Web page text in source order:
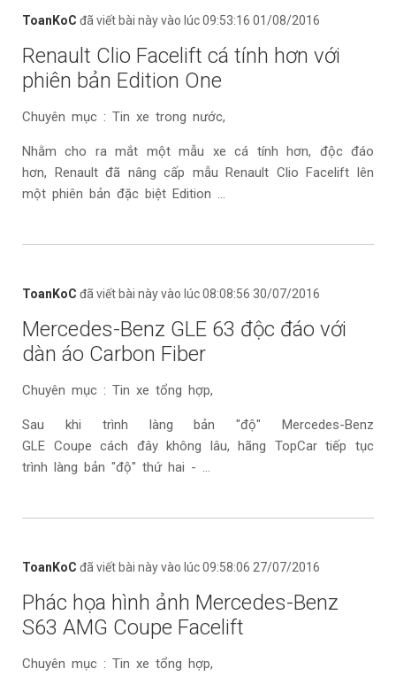
ToanKoC đã viết bài này vào lúc 09:53:16 01/08/2016
Renault Clio Facelift cá tính hơn với
phiên bản Edition One
Chuyên mục : Tin xe trong nước,
Nhằm cho ra mắt một mẫu xe cá tính hơn, độc đáo
hơn, Renault đã nâng cấp mẫu Renault Clio Facelift lên
một phiên bản đặc biệt Edition ...
ToanKoC đã viết bài này vào lúc 08:08:56 30/07/2016
Mercedes-Benz GLE 63 độc đáo với
dàn áo Carbon Fiber
Chuyên mục : Tin xe tổng hợp,
Sau khi trình làng bản "độ" Mercedes-Benz
GLE Coupe cách đây không lâu, hãng TopCar tiếp tục
trình làng bản "độ" thứ hai - ...
ToanKoC đã viết bài này vào lúc 09:58:06 27/07/2016
Phác họa hình ảnh Mercedes-Benz
S63 AMG Coupe Facelift
Chuyên mục : Tin xe tổng hợp,